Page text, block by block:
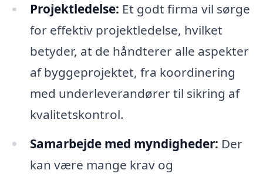
Projektledelse: Et godt firma vil sørge
for effektiv projektledelse, hvilket
betyder, at de håndterer alle aspekter
af byggeprojektet, fra koordinering
med underleverandører til sikring af
kvalitetskontrol.
Samarbejde med myndigheder: Der
kan være mange krav og